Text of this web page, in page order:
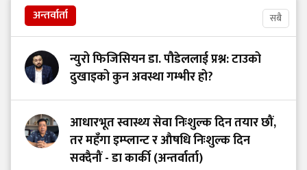
अन्तर्वार्ता सबै
न्युरो फिजिसियन डा. पौडेललाई प्रश्न: टाउको
दुखाइको कुन अवस्था गम्भीर हो?
आधारभूत स्वास्थ्य सेवा निःशुल्क दिन तयार छौं,
तर महँगा इम्प्लान्ट र औषधि निःशुल्क दिन
सक्दैनौं - डा कार्की (अन्तर्वार्ता)